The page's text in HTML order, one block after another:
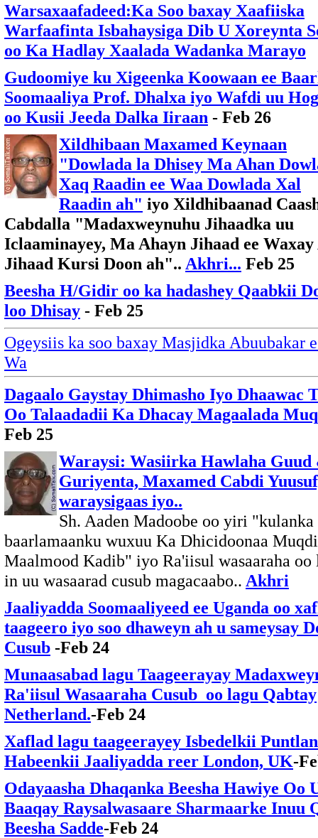
Warsaxaafadeed:Ka Soo baxay Xaafiiska
Warfaafinta Isbahaysiga Dib U Xoreynta
oo Ka Hadlay Xaalada Wadanka Marayo
Gudoomiye ku Xigeenka Koowaan ee
Soomaaliya Prof. Dhalxa iyo Wafdi uu
oo Kusii Jeeda Dalka Iiraan - Feb 26
Xildhibaan Maxamed Keynaan
"Dowlada la Dhisey Ma Ahan
Xaq Raadin ee Waa Dowlada Xal
Raadin ah" iyo Xildhibaanad
Cabdalla "Madaxweynuhu Jihaadka uu
Iclaaminayey, Ma Ahayn Jihaad ee
Jihaad Kursi Doon ah".. Akhri... Feb 25
Beesha H/Gidir oo ka hadashey Qaabkii
loo Dhisay - Feb 25
Ogeysiis ka soo baxay Masjidka Abuubakar
Wa
Dagaalo Gaystay Dhimasho Iyo Dhaawac
Oo Talaadadii Ka Dhacay Magaalada
Feb 25
Waraysi: Wasiirka Hawlaha Guud
Guriyenta, Maxamed Cabdi
waraysigaas iyo..
Sh. Aaden Madoobe oo yiri
baarlamaanku wuxuu Ka Dhicidoonaa
Maalmood Kadib" iyo Ra'iisul wasaaraha oo
in uu wasaarad cusub magacaabo.. Akhri
Jaaliyadda Soomaaliyeed ee Uganda oo
taageero iyo soo dhaweyn ah u sameysay
Cusub -Feb 24
Munaasabad lagu Taageerayay
Ra'iisul Wasaaraha Cusub oo lagu Qabtay
Netherland.-Feb 24
Xaflad lagu taageerayey Isbedelkii
Habeenkii Jaaliyadda reer London, UK-
Odayaasha Dhaqanka Beesha Hawiye Oo
Baaqay Raysalwasaare Sharmaarke Inuu
Beesha Sadde-Feb 24